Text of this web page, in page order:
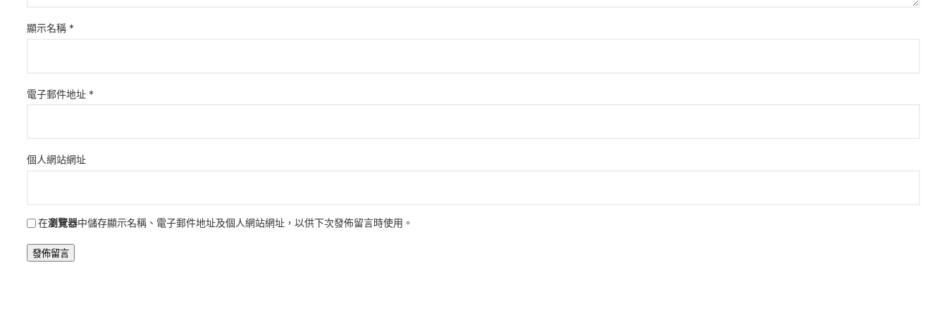
顯示名稱 *
電子郵件地址 *
個人網站網址
在瀏覽器中儲存顯示名稱、電子郵件地址及個人網站網址，以供下次發佈留言時使用。